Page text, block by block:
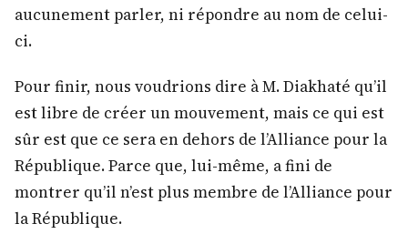
aucunement parler, ni répondre au nom de celui-
ci.
Pour finir, nous voudrions dire à M. Diakhaté qu’il
est libre de créer un mouvement, mais ce qui est
sûr est que ce sera en dehors de l’Alliance pour la
République. Parce que, lui-même, a fini de
montrer qu’il n’est plus membre de l’Alliance pour
la République.